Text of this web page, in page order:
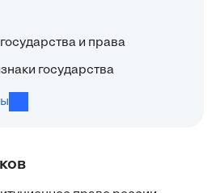
и права
государства